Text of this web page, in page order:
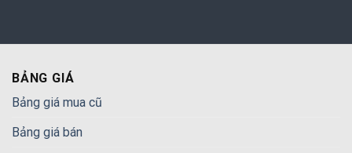
BẢNG GIÁ
Bảng giá mua cũ
Bảng giá bán